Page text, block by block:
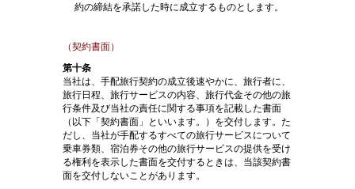
約の締結を承諾した時に成立するものとします。
（契約書面）
第十条
当社は、手配旅行契約の成立後速やかに、旅行者に、
旅行日程、旅行サービスの内容、旅行代金その他の旅
行条件及び当社の責任に関する事項を記載した書面
（以下「契約書面」といいます。）を交付します。た
だし、当社が手配するすべての旅行サービスについて
乗車券類、宿泊券その他の旅行サービスの提供を受け
る権利を表示した書面を交付するときは、当該契約書
面を交付しないことがあります。